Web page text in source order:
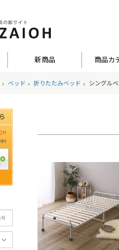
新商品 商品カ
ベッド 折りたたみベッド シングル